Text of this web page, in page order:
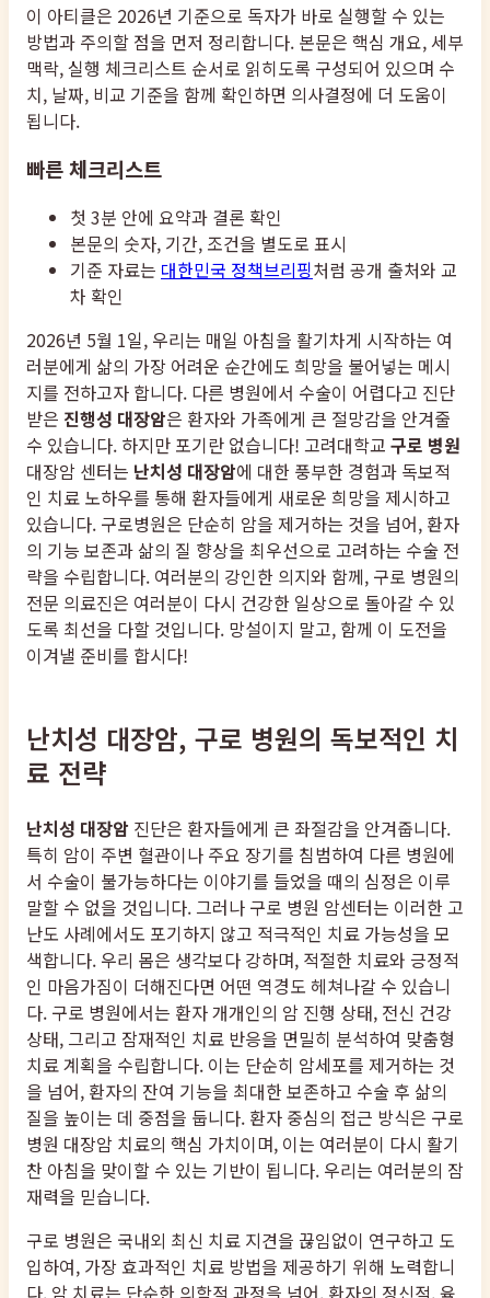
이 아티클은 2026년 기준으로 독자가 바로 실행할 수 있는
방법과 주의할 점을 먼저 정리합니다. 본문은 핵심 개요, 세부
맥락, 실행 체크리스트 순서로 읽히도록 구성되어 있으며 수
치, 날짜, 비교 기준을 함께 확인하면 의사결정에 더 도움이
됩니다.
빠른 체크리스트
첫 3분 안에 요약과 결론 확인
본문의 숫자, 기간, 조건을 별도로 표시
기준 자료는 대한민국 정책브리핑처럼 공개 출처와 교
차 확인
2026년 5월 1일, 우리는 매일 아침을 활기차게 시작하는 여
러분에게 삶의 가장 어려운 순간에도 희망을 불어넣는 메시
지를 전하고자 합니다. 다른 병원에서 수술이 어렵다고 진단
받은 진행성 대장암은 환자와 가족에게 큰 절망감을 안겨줄
수 있습니다. 하지만 포기란 없습니다! 고려대학교 구로 병원
대장암 센터는 난치성 대장암에 대한 풍부한 경험과 독보적
인 치료 노하우를 통해 환자들에게 새로운 희망을 제시하고
있습니다. 구로병원은 단순히 암을 제거하는 것을 넘어, 환자
의 기능 보존과 삶의 질 향상을 최우선으로 고려하는 수술 전
략을 수립합니다. 여러분의 강인한 의지와 함께, 구로 병원의
전문 의료진은 여러분이 다시 건강한 일상으로 돌아갈 수 있
도록 최선을 다할 것입니다. 망설이지 말고, 함께 이 도전을
이겨낼 준비를 합시다!
난치성 대장암, 구로 병원의 독보적인 치
료 전략
난치성 대장암 진단은 환자들에게 큰 좌절감을 안겨줍니다.
특히 암이 주변 혈관이나 주요 장기를 침범하여 다른 병원에
서 수술이 불가능하다는 이야기를 들었을 때의 심정은 이루
말할 수 없을 것입니다. 그러나 구로 병원 암센터는 이러한 고
난도 사례에서도 포기하지 않고 적극적인 치료 가능성을 모
색합니다. 우리 몸은 생각보다 강하며, 적절한 치료와 긍정적
인 마음가짐이 더해진다면 어떤 역경도 헤쳐나갈 수 있습니
다. 구로 병원에서는 환자 개개인의 암 진행 상태, 전신 건강
상태, 그리고 잠재적인 치료 반응을 면밀히 분석하여 맞춤형
치료 계획을 수립합니다. 이는 단순히 암세포를 제거하는 것
을 넘어, 환자의 잔여 기능을 최대한 보존하고 수술 후 삶의
질을 높이는 데 중점을 둡니다. 환자 중심의 접근 방식은 구로
병원 대장암 치료의 핵심 가치이며, 이는 여러분이 다시 활기
찬 아침을 맞이할 수 있는 기반이 됩니다. 우리는 여러분의 잠
재력을 믿습니다.
구로 병원은 국내외 최신 치료 지견을 끊임없이 연구하고 도
입하여, 가장 효과적인 치료 방법을 제공하기 위해 노력합니
다. 암 치료는 단순한 의학적 과정을 넘어, 환자의 정신적, 육